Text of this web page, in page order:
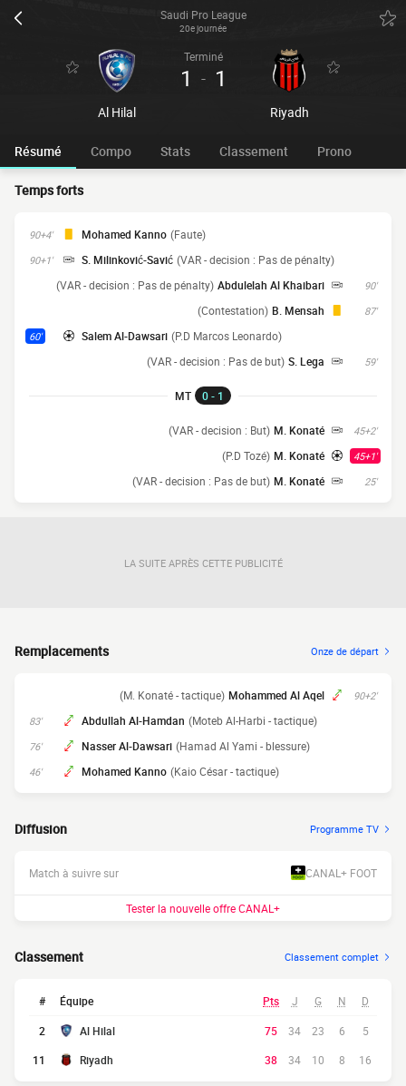
Saudi Pro League
20e journée
Al Hilal
Terminé
1 - 1
Riyadh
Résumé Compo Stats Classement Prono
Temps forts
90+4' Mohamed Kanno (Faute)
90+1' S. Milinković-Savić (VAR - decision : Pas de pénalty)
90'
Abdulelah Al Khaibari
(VAR - decision : Pas de pénalty)
87'
B. Mensah
(Contestation)
60' Salem Al-Dawsari (P.D Marcos Leonardo)
59'
S. Lega
(VAR - decision : Pas de but)
MT 0 - 1
45+2'
M. Konaté
(VAR - decision : But)
45+1'
M. Konaté
(P.D Tozé)
25'
M. Konaté
(VAR - decision : Pas de but)
LA SUITE APRÈS CETTE PUBLICITÉ
Remplacements Onze de départ
90+2'
Mohammed Al Aqel
(M. Konaté - tactique)
83' Abdullah Al-Hamdan (Moteb Al-Harbi - tactique)
76' Nasser Al-Dawsari (Hamad Al Yami - blessure)
46' Mohamed Kanno (Kaio César - tactique)
Diffusion Programme TV
Match à suivre sur CANAL+ FOOT
Tester la nouvelle offre CANAL+
Classement Classement complet
# Équipe Pts J G N D
2 Al Hilal 75 34 23 6
5
11
Riyadh 38 34 10 8 16